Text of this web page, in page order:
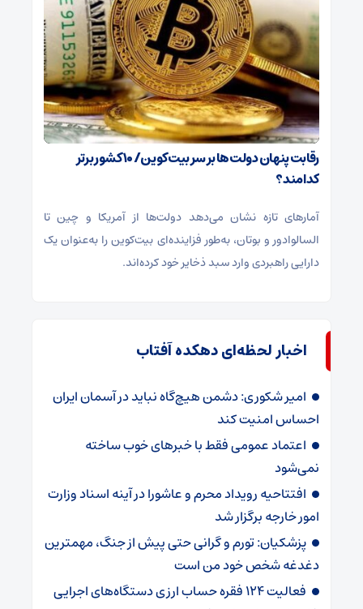
رقابت پنهان دولت‌ها بر سر بیت‌کوین/ ۱۰ کشور برتر
کدامند؟
آمارهای تازه نشان می‌دهد دولت‌ها از آمریکا و چین تا
السالوادور و بوتان، به‌طور فزاینده‌ای بیت‌کوین را به‌عنوان یک
دارایی راهبردی وارد سبد ذخایر خود کرده‌اند.
اخبار لحظه‌ای دهکده آفتاب
امیر شکوری: دشمن هیچ‌گاه نباید در آسمان ایران
احساس امنیت کند
اعتماد عمومی فقط با خبرهای خوب ساخته
نمی‌شود
افتتاحیه رویداد محرم و عاشورا در آینه اسناد وزارت
امور خارجه برگزار شد
پزشکیان: تورم و گرانی حتی پیش از جنگ، مهمترین
دغدغه شخص خود من است
فعالیت ۱۲۴ فقره حساب ارزی دستگاه‌های اجرایی